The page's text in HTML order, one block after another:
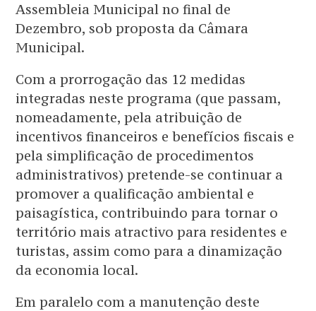
Assembleia Municipal no final de
Dezembro, sob proposta da Câmara
Municipal.
Com a prorrogação das 12 medidas
integradas neste programa (que passam,
nomeadamente, pela atribuição de
incentivos financeiros e benefícios fiscais e
pela simplificação de procedimentos
administrativos) pretende-se continuar a
promover a qualificação ambiental e
paisagística, contribuindo para tornar o
território mais atractivo para residentes e
turistas, assim como para a dinamização
da economia local.
Em paralelo com a manutenção deste